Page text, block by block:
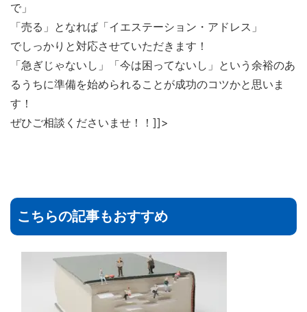
で」
「売る」となれば「イエステーション・アドレス」
でしっかりと対応させていただきます！
「急ぎじゃないし」「今は困ってないし」という余裕のあ
るうちに準備を始められることが成功のコツかと思いま
す！
ぜひご相談くださいませ！！]]>
こちらの記事もおすすめ